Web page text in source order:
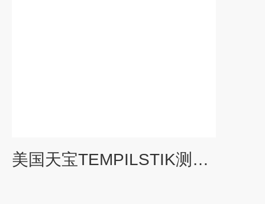
美国天宝TEMPILSTIK测温笔